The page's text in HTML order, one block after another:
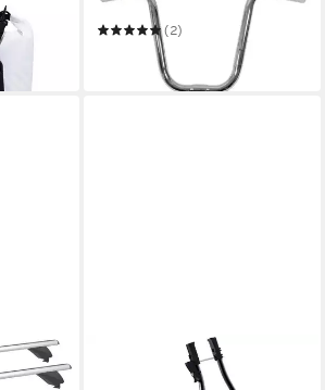
(2)
in 2-3 Werktagen bei dir
Dachfahrradträger